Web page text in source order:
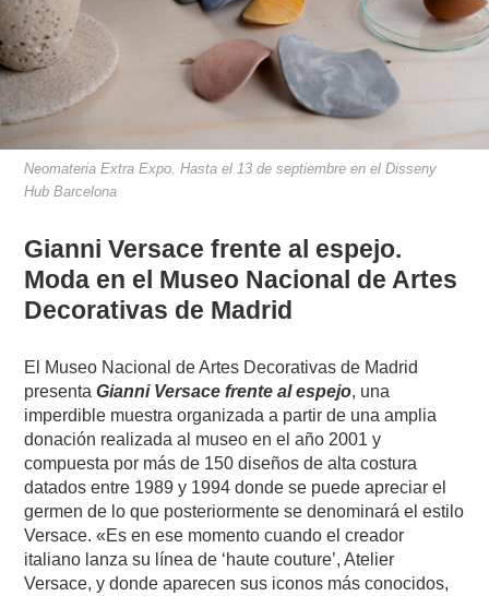
Neomateria Extra Expo. Hasta el 13 de septiembre en el Disseny
Hub Barcelona
Gianni Versace frente al espejo.
Moda en el Museo Nacional de Artes
Decorativas de Madrid
El Museo Nacional de Artes Decorativas de Madrid
presentaGianni Versace frente al espejo, una
imperdible muestra organizada a partir de una amplia
donación realizada al museo en el año 2001 y
compuesta por más de 150 diseños de alta costura
datados entre 1989 y 1994 donde se puede apreciar el
germen de lo que posteriormente se denominará el estilo
Versace. «Es en ese momento cuando el creador
italiano lanza su línea de ‘haute couture’, Atelier
Versace, y donde aparecen sus iconos más conocidos,